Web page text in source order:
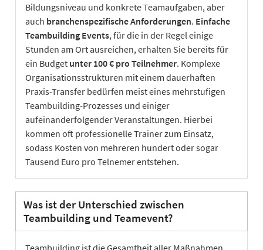
Bildungsniveau und konkrete Teamaufgaben, aber
auch branchenspezifische Anforderungen. Einfache
Teambuilding Events, für die in der Regel einige
Stunden am Ort ausreichen, erhalten Sie bereits für
ein Budget unter 100 € pro Teilnehmer. Komplexe
Organisationsstrukturen mit einem dauerhaften
Praxis-Transfer bedürfen meist eines mehrstufigen
Teambuilding-Prozesses und einiger
aufeinanderfolgender Veranstaltungen. Hierbei
kommen oft professionelle Trainer zum Einsatz,
sodass Kosten von mehreren hundert oder sogar
Tausend Euro pro Telnemer entstehen.
Was ist der Unterschied zwischen
Teambuilding und Teamevent?
Teambuilding ist die Gesamtheit aller Maßnahmen